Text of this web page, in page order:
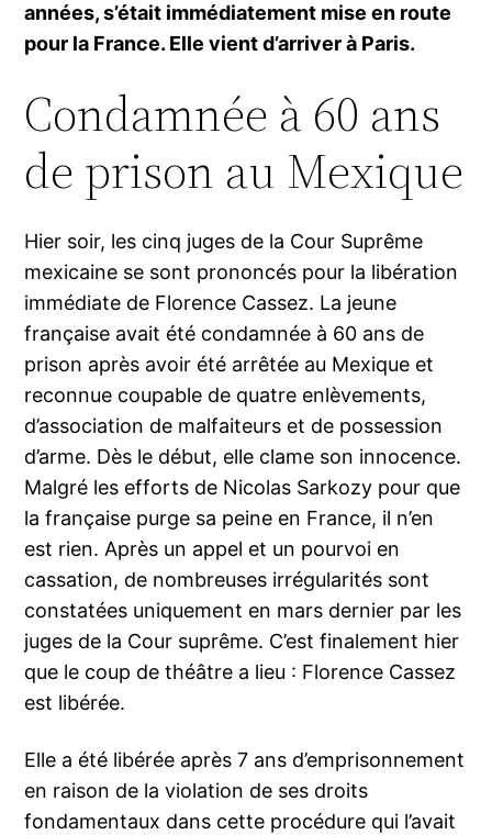
années, s’était immédiatement mise en route
pour la France. Elle vient d’arriver à Paris.
Condamnée à 60 ans
de prison au Mexique
Hier soir, les cinq juges de la Cour Suprême
mexicaine se sont prononcés pour la libération
immédiate de Florence Cassez. La jeune
française avait été condamnée à 60 ans de
prison après avoir été arrêtée au Mexique et
reconnue coupable de quatre enlèvements,
d’association de malfaiteurs et de possession
d’arme. Dès le début, elle clame son innocence.
Malgré les efforts de Nicolas Sarkozy pour que
la française purge sa peine en France, il n’en
est rien. Après un appel et un pourvoi en
cassation, de nombreuses irrégularités sont
constatées uniquement en mars dernier par les
juges de la Cour suprême. C’est finalement hier
que le coup de théâtre a lieu : Florence Cassez
est libérée.
Elle a été libérée après 7 ans d’emprisonnement
en raison de la violation de ses droits
fondamentaux dans cette procédure qui l’avait